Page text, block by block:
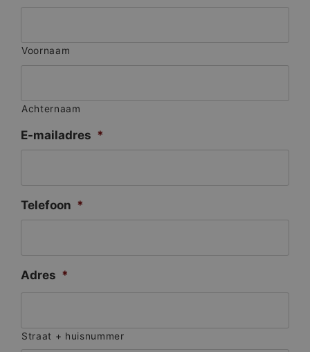
Voornaam
Achternaam
E-mailadres *
Telefoon *
Adres *
Straat + huisnummer